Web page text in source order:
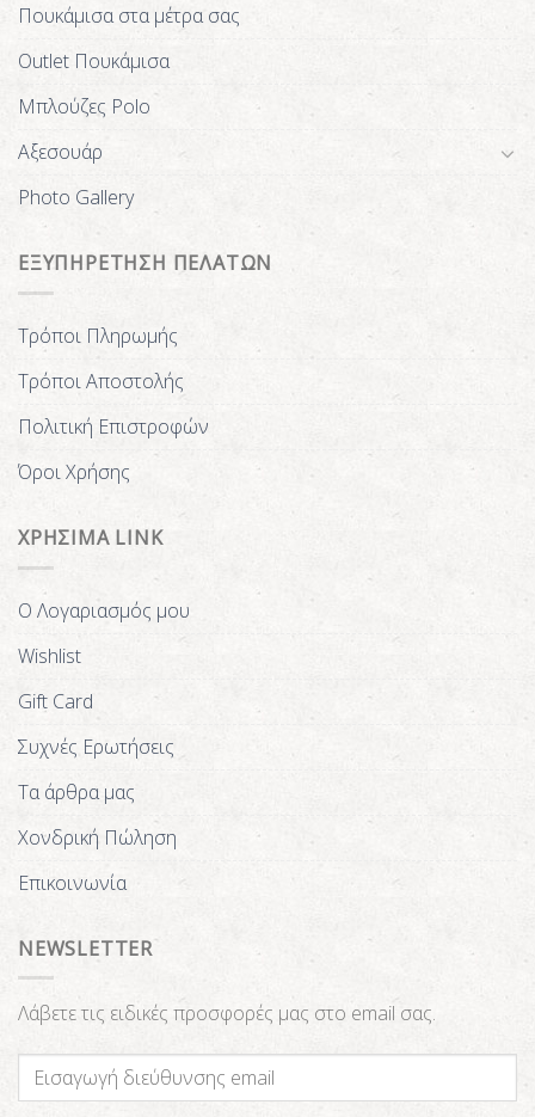
Πουκάμισα στα μέτρα σας
Outlet Πουκάμισα
Μπλούζες Polo
Αξεσουάρ
Photo Gallery
ΕΞΥΠΗΡΕΤΗΣΗ ΠΕΛΑΤΩΝ
Τρόποι Πληρωμής
Τρόποι Αποστολής
Πολιτική Επιστροφών
Όροι Χρήσης
ΧΡΗΣΙΜΑ LINK
Ο Λογαριασμός μου
Wishlist
Gift Card
Συχνές Ερωτήσεις
Τα άρθρα μας
Χονδρική Πώληση
Επικοινωνία
NEWSLETTER
Λάβετε τις ειδικές προσφορές μας στο email σας.